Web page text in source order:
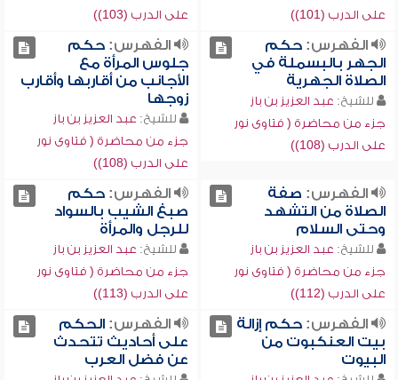
على الدرب (101))
على الدرب (103))
الفهرس:حكم
الجهر بالبسملة في
الصلاة الجهرية
للشيخ: عبد العزيز بن باز
جزء من محاضرة ( فتاوى نور
على الدرب (108))
الفهرس:حكم
جلوس المرأة مع
الأجانب من أقاربها وأقارب
زوجها
للشيخ: عبد العزيز بن باز
جزء من محاضرة ( فتاوى نور
على الدرب (108))
الفهرس: صفة
الصلاة من التشهد
وحتى السلام
للشيخ: عبد العزيز بن باز
جزء من محاضرة ( فتاوى نور
على الدرب (112))
الفهرس:حكم
صبغ الشيب بالسواد
للرجل والمرأة
للشيخ: عبد العزيز بن باز
جزء من محاضرة ( فتاوى نور
على الدرب (113))
الفهرس:حكم إزالة
بيت العنكبوت من
البيوت
الفهرس:الحكم
على أحاديث تتحدث
عن فضل العرب